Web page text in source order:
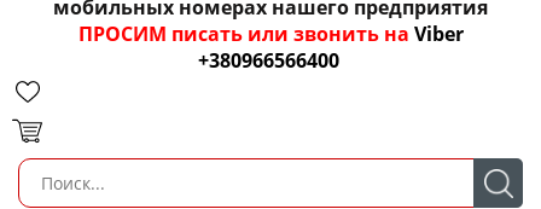
мобильных номерах нашего предприятия
ПРОСИМ писать или звонить на Viber
+380966566400